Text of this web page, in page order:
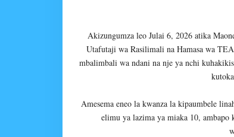
Aug 07
OSCAR ASSENGA-
Nilitamani Sana
Zawadi-Aug 07
Akizungumza leo Julai 6, 2026 atika
Utafutaji wa Rasilimali na Hamasa wa
mbalimbali wa ndani na nje ya nchi
Amesema eneo la kwanza la kipaumbele
elimu ya lazima ya miaka 10, ambapo